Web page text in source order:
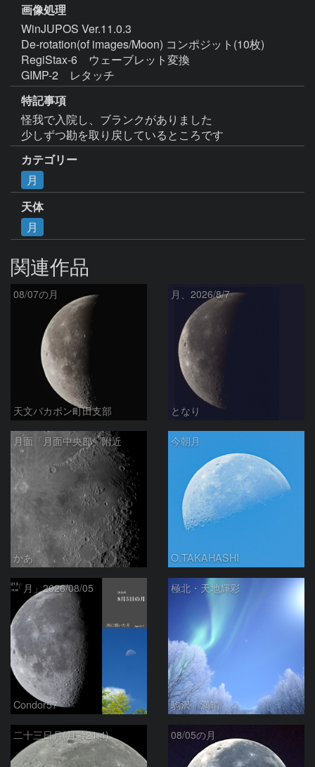
画像処理
WinJUPOS Ver.11.0.3
De-rotation(of images/Moon) コンポジット(10枚)
RegiStax-6　ウェーブレット変換
GIMP-2　レタッチ
特記事項
怪我で入院し、ブランクがありました
少しずつ勘を取り戻しているところです
カテゴリー
月
天体
月
関連作品
08/07の月
天文バカボン町田支部
月、2026/8/7
となり
月面「月面中央部」附近
かあ
今朝月
O.TAKAHASHI
「月」2026/08/05
Condor57
極北・天地輝彩
駒沢 満晴
二十三日月(月齢21.4) 08/05の月